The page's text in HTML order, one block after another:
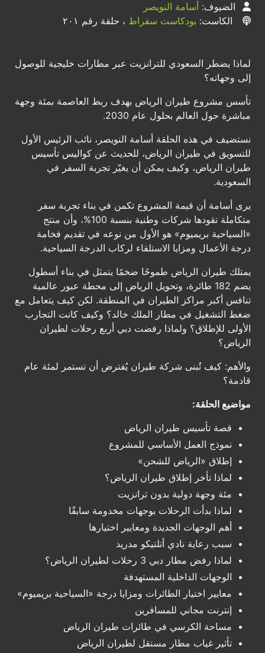
الضيوف: أسامة النويصر
الكاست: بودكاست سقراط ، حلقة رقم ٢٠١
لماذا يضطر السعودي للترانزيت عبر مطارات خليجية للوصول
إلى وجهاته؟
تأسس مشروع طيران الرياض بهدف ربط العاصمة بمئة وجهة
مباشرة حول العالم بحلول عام 2030.
نستضيف في هذه الحلقة أسامة النويصر، نائب الرئيس الأول
للتسويق في طيران الرياض، للحديث عن كواليس تأسيس
طيران الرياض، وكيف يمكن أن يغيّر تجربة السفر في
السعودية.
يرى أسامة أن قيمة المشروع تكمن في بناء تجربة سفر
متكاملة تقودها شركات وطنية بنسبة 100%، وأن منتج
«السياحية بريميوم» هو الأول من نوعه في تقديم فخامة
درجة الأعمال ومزايا الاستلقاء لركاب الدرجة السياحية.
يمتلك طيران الرياض طموحًا ضخمًا يتمثل في بناء أسطول
يضم 182 طائرة، وتحويل الرياض إلى محطة عبور عالمية
تنافس أكبر مراكز الطيران في المنطقة. لكن كيف يتعامل مع
ضغط التشغيل في مطار الملك خالد؟ وكيف كانت التجارب
الأولى للإطلاق؟ ولماذا رفضت دبي أربع رحلات لطيران
الرياض؟
والأهم: كيف تُبنى شركة طيران يُفترض أن تستمر لمئة عام
قادمة؟
مواضيع الحلقة:
قصة تأسيس طيران الرياض
نموذج العمل الأساسي للمشروع
إطلاق «الرياض للشحن»
لماذا تأخر إطلاق طيران الرياض؟
مئة وجهة دولية بدون ترانزيت
لماذا بدأت الرحلات بوجهات مخدومة سابقًا
أهم الوجهات الجديدة ومعايير اختيارها
سبب رعاية نادي أتلتيكو مدريد
لماذا رفض مطار دبي 3 رحلات لطيران الرياض؟
الوجهات الداخلية المستهدفة
معايير اختيار الطائرات ومزايا درجة «السياحية بريميوم»
إنترنت مجاني للمسافرين
مساحة الكرسي في طائرات طيران الرياض
تأثير غياب مطار مستقل لطيران الرياض